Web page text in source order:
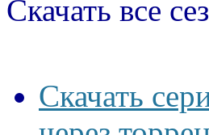
Скачать все
Скачать